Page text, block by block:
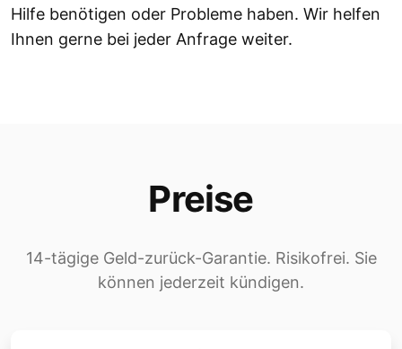
Hilfe benötigen oder Probleme haben. Wir helfen
Ihnen gerne bei jeder Anfrage weiter.
Preise
14-tägige Geld-zurück-Garantie. Risikofrei. Sie
können jederzeit kündigen.